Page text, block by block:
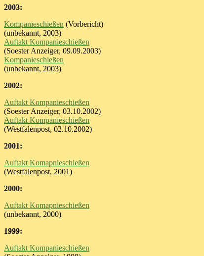
2003:
Kompanieschießen (Vorbericht)
(unbekannt, 2003)
Auftakt Kompanieschießen
(Soester Anzeiger, 09.09.2003)
Kompanieschießen
(unbekannt, 2003)
2002:
Auftakt Kompanieschießen
(Soester Anzeiger, 03.10.2002)
Auftakt Kompanieschießen
(Westfalenpost, 02.10.2002)
2001:
Auftakt Komapnieschießen
(Westfalenpost, 2001)
2000:
Auftakt Komapnieschießen
(unbekannt, 2000)
1999:
Auftakt Kompanieschießen